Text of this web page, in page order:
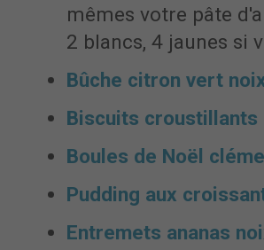
mêmes votre pâte
2 blancs, 4 jaunes si
Bûche citron vert
Biscuits
Boules de Noël
Pudding aux
Entremets ananas